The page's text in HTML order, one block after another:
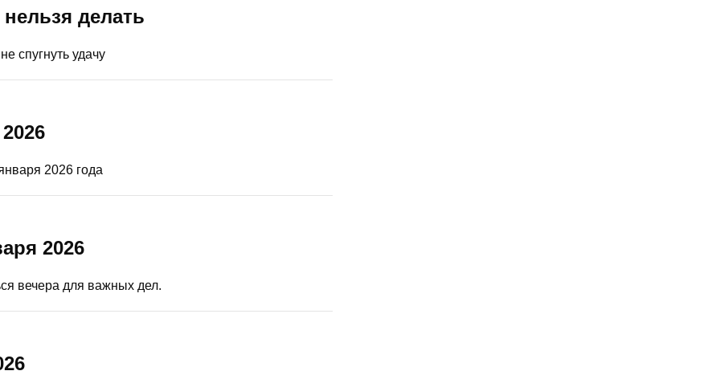
делать
спугнуть удачу
2026 года
2026
вечера для важных дел.